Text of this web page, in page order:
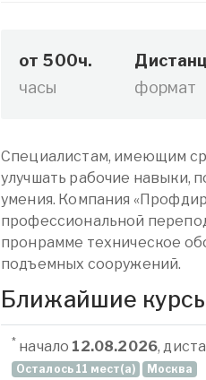
от 500ч.
часы
формат
Специалистам, имеющим
улучшать рабочие навыки,
умения. Компания
профессиональной
пронрамме техническое
подъемных сооружений.
Ближайшие
* начало 12.08.2026,
Осталось 11 мест(а) Москва